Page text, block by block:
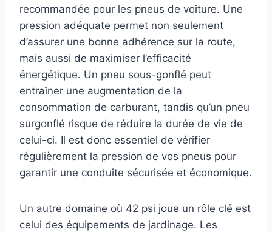
recommandée pour les pneus de voiture. Une
pression adéquate permet non seulement
d’assurer une bonne adhérence sur la route,
mais aussi de maximiser l’efficacité
énergétique. Un pneu sous-gonflé peut
entraîner une augmentation de la
consommation de carburant, tandis qu’un pneu
surgonflé risque de réduire la durée de vie de
celui-ci. Il est donc essentiel de vérifier
régulièrement la pression de vos pneus pour
garantir une conduite sécurisée et économique.
Un autre domaine où 42 psi joue un rôle clé est
celui des équipements de jardinage. Les